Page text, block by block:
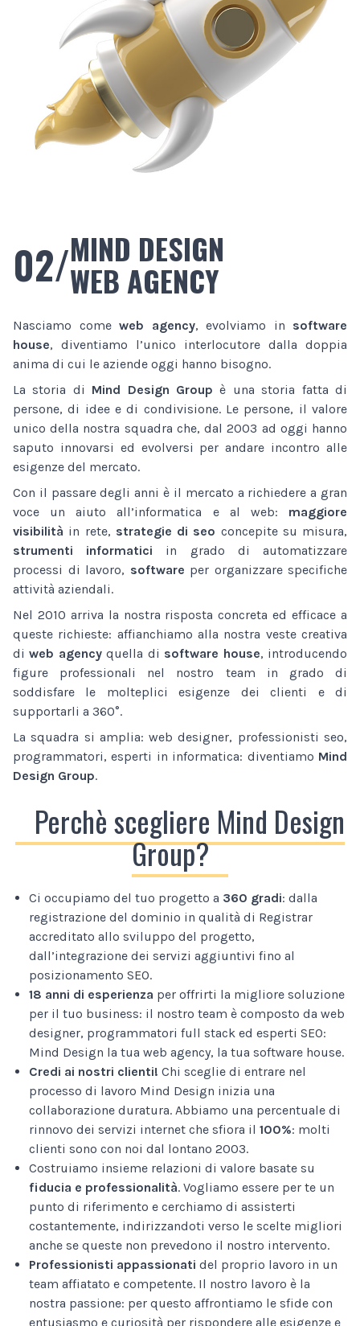
02/MIND DESIGN
WEB AGENCY
Nasciamo come web agency, evolviamo in software
house, diventiamo l’unico interlocutore dalla doppia
anima di cui le aziende oggi hanno bisogno.
La storia di Mind Design Group è una storia fatta di
persone, di idee e di condivisione. Le persone, il valore
unico della nostra squadra che, dal 2003 ad oggi hanno
saputo innovarsi ed evolversi per andare incontro alle
esigenze del mercato.
Con il passare degli anni è il mercato a richiedere a gran
voce un aiuto all’informatica e al web: maggiore
visibilità in rete, strategie di seo concepite su misura,
strumenti informatici in grado di automatizzare
processi di lavoro, software per organizzare specifiche
attività aziendali.
Nel 2010 arriva la nostra risposta concreta ed efficace a
queste richieste: affianchiamo alla nostra veste creativa
diweb agencyquella di software house, introducendo
figure professionali nel nostro team in grado di
soddisfare le molteplici esigenze dei clienti e di
supportarli a 360°.
La squadra si amplia: web designer, professionisti seo,
programmatori, esperti in informatica: diventiamo Mind
Design Group.
Perchè scegliere Mind Design
Group?
Ci occupiamo del tuo progetto a 360 gradi: dalla
registrazione del dominio in qualità di Registrar
accreditato allo sviluppo del progetto,
dall’integrazione dei servizi aggiuntivi fino al
posizionamento SEO.
18 anni di esperienza per offrirti la migliore soluzione
per il tuo business: il nostro team è composto da web
designer, programmatori full stack ed esperti SEO:
Mind Design la tua web agency, la tua software house.
Credi ai nostri clienti! Chi sceglie di entrare nel
processo di lavoro Mind Design inizia una
collaborazione duratura. Abbiamo una percentuale di
rinnovo dei servizi internet che sfiora il 100%: molti
clienti sono con noi dal lontano 2003.
Costruiamo insieme relazioni di valore basate su
fiducia e professionalità. Vogliamo essere per te un
punto di riferimento e cerchiamo di assisterti
costantemente, indirizzandoti verso le scelte migliori
anche se queste non prevedono il nostro intervento.
Professionisti appassionati del proprio lavoro in un
team affiatato e competente. Il nostro lavoro è la
nostra passione: per questo affrontiamo le sfide con
entusiasmo e curiosità per rispondere alle esigenze e